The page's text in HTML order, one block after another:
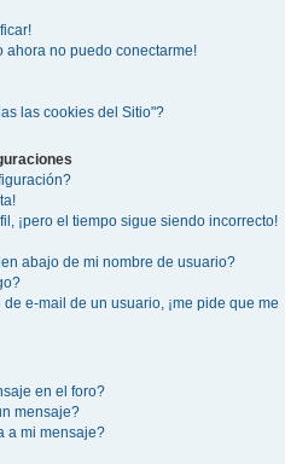
ahora no puedo conectarme!
las cookies del Sitio"?
¡pero el tiempo sigue siendo incorrecto!
abajo de mi nombre de usuario?
e-mail de un usuario, ¡me pide que me
en el foro?
mensaje?
a mi mensaje?